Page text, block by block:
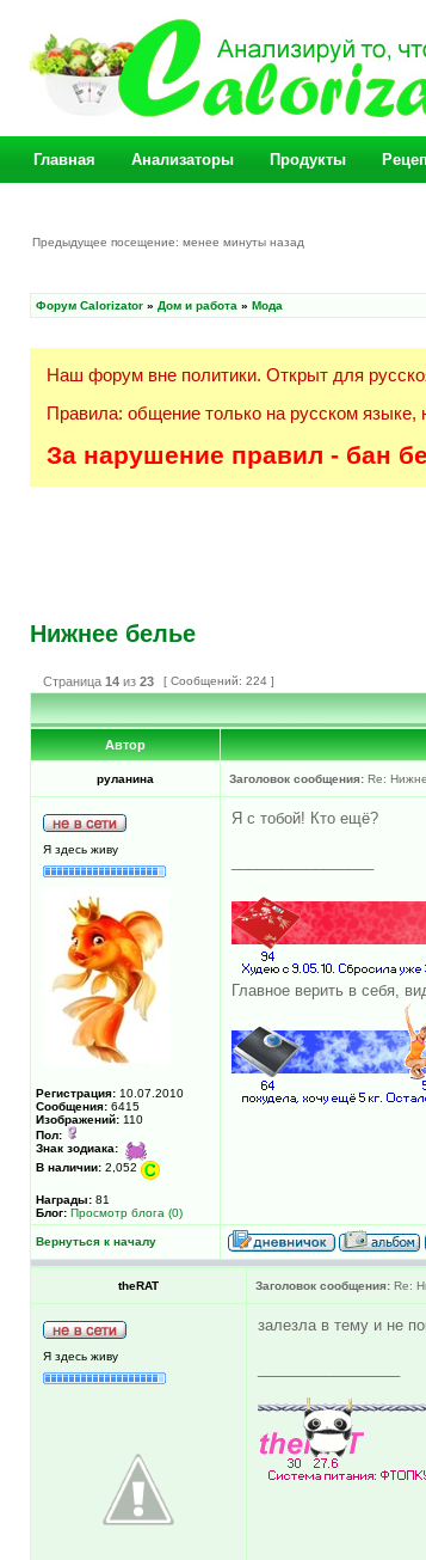
Главная Анализаторы Продукты
Предыдущее посещение: менее минуты назад
Форум Calorizator » Дом и работа » Мода
Наш форум вне политики. Открыт для
Правила: общение только на русском языке,
За нарушение правил - бан
Нижнее белье
Страница 14 из 23 [ Сообщений: 224 ]
Автор
руланина Заголовок сообщения: Re:
Я здесь живу
Регистрация: 10.07.2010
Сообщения: 6415
Изображений: 110
Пол:
Знак зодиака:
В наличии: 2,052
Награды: 81
Блог: Просмотр блога (0)
Я с тобой! Кто ещё?
Главное верить в себя,
Вернуться к началу
theRAT Заголовок сообщения: Re:
Я здесь живу
залезла в тему и не